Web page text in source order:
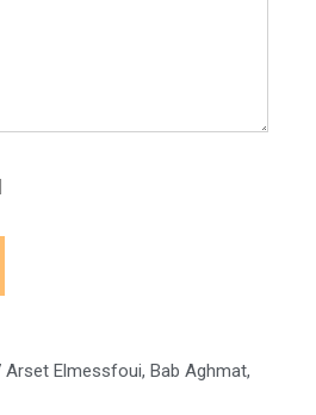
Arset Elmessfoui, Bab Aghmat,